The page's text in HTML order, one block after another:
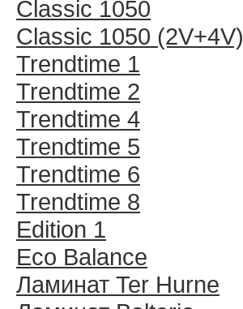
Classic 1050
Classic 1050 (2V+4V)
Trendtime 1
Trendtime 2
Trendtime 4
Trendtime 5
Trendtime 6
Trendtime 8
Edition 1
Eco Balance
Ламинат Ter Hurne